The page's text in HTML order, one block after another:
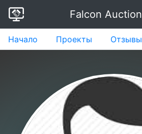
Falcon Auction
Начало Проекты Отзывы